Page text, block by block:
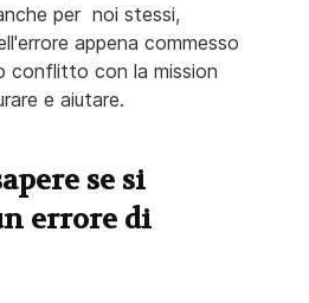
per noi stessi,
appena commesso
conflitto con la mission
e aiutare.
se si
errore di